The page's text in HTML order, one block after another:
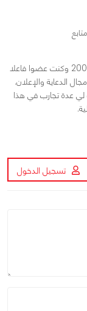
الهاردوير عشقي فلقد دخلت في هذا المجال منذ عام 2008 وكنت عضوا فاعلا
الدعاية والإعلان.
عدة تجارب في هذا
تسجيل الدخول